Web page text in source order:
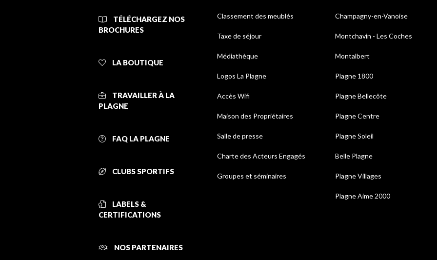
TÉLÉCHARGEZ NOS
BROCHURES
LA BOUTIQUE
TRAVAILLER À LA
PLAGNE
FAQ LA PLAGNE
CLUBS SPORTIFS
LABELS &
CERTIFICATIONS
NOS PARTENAIRES
Classement des meublés
Taxe de séjour
Médiathèque
Logos La Plagne
Accès Wifi
Maison des Propriétaires
Salle de presse
Charte des Acteurs Engagés
Groupes et séminaires
Champagny-en-Vanoise
Montchavin - Les Coches
Montalbert
Plagne 1800
Plagne Bellecôte
Plagne Centre
Plagne Soleil
Belle Plagne
Plagne Villages
Plagne Aime 2000